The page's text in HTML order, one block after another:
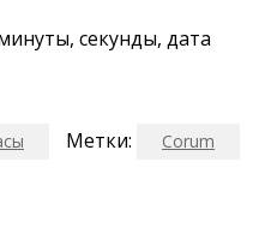
секунды, дата
Метки: Corum